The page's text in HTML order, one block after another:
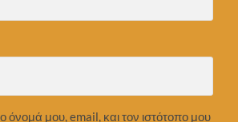
όνομά μου, email, και τον ιστότοπο μου